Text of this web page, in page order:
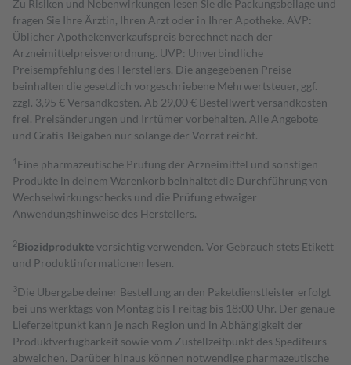
Zu Risiken und Nebenwirkungen lesen Sie die Packungsbeilage und
fragen Sie Ihre Ärztin, Ihren Arzt oder in Ihrer Apotheke. AVP:
Üblicher Apothekenverkaufspreis berechnet nach der
Arzneimittelpreisverordnung. UVP: Unverbindliche
Preisempfehlung des Herstellers. Die angegebenen Preise
beinhalten die gesetzlich vorgeschriebene Mehrwertsteuer, ggf.
zzgl. 3,95 € Versandkosten. Ab 29,00 € Bestell­wert versand­kosten­
frei. Preisänderungen und Irrtümer vorbehalten. Alle Angebote
und Gratis-Beigaben nur solange der Vorrat reicht.
1 Eine pharmazeutische Prüfung der Arzneimittel und sonstigen
Produkte in deinem Warenkorb beinhaltet die Durchführung von
Wechselwirkungschecks und die Prüfung etwaiger
Anwendungshinweise des Herstellers.
2Biozidproduktevorsichtig verwenden. Vor Gebrauch stets Etikett
und Produktinformationen lesen.
3Die Übergabe deiner Bestellung an den Paketdienstleister erfolgt
bei uns werktags von Montag bis Freitag bis 18:00 Uhr. Der genaue
Lieferzeitpunkt kann je nach Region und in Abhängigkeit der
Produktverfügbarkeit sowie vom Zustellzeitpunkt des Spediteurs
abweichen. Darüber hinaus können notwendige pharmazeutische